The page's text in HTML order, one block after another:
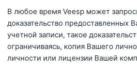
В любое время Veesp может
доказательство предоставленных
учетной записи, такое
ограничиваясь, копия Вашего
личности или лицензии Вашей